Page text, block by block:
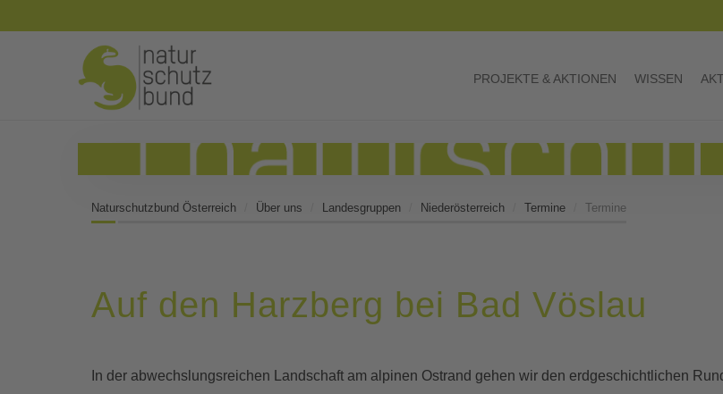
PROJEKTE & AKTIONEN WISSEN
Naturschutzbund Österreich Über uns Landesgruppen Niederösterreich Termine Termine
Auf den Harzberg bei Bad Vöslau
In der abwechslungsreichen Landschaft am alpinen Ostrand gehen wir den erdgeschichtlichen